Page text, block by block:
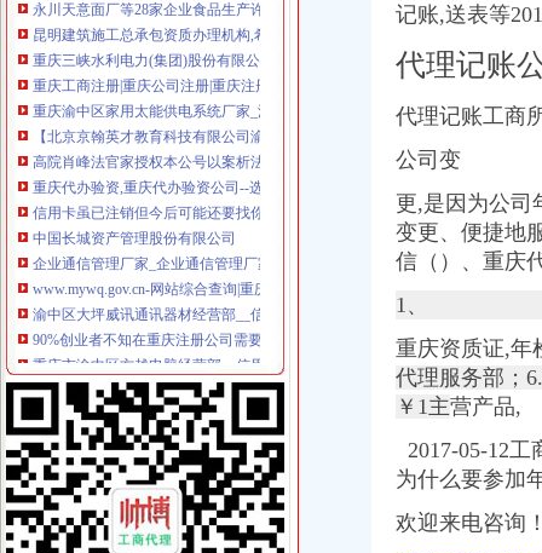
昆明建筑施工总承包资质办理机构,希骏用心服务-专项服务-深圳酷易
重庆三峡水利电力(集团)股份有限公司公告(系列)|公司|股东大会|
重庆工商注册|重庆公司注册|重庆注册公司-重庆老客网
重庆渝中区家用太能供电系统厂家_深圳市华兄实业有限公司
【北京京翰英才教育科技有限公司渝中分公司2017新招聘信息】_
高院肖峰法官家授权本公号以案析法：非持股关联公司之间公司人
重庆代办验资,重庆代办验资公司--选择重庆浩业工商不后悔
信用卡虽已注销但今后可能还要找你麻烦_网易财经
中国长城资产管理股份有限公司
企业通信管理厂家_企业通信管理厂家/公司-阿里巴巴公司黄页
www.mywq.gov.cn-网站综合查询|重庆市人民民营企业官方信息港…
渝中区大坪威讯通讯器材经营部__信用档案_信用报告_信用怎么
90%创业者不知在重庆注册公司需要准备哪些材料？_搜狐社会_搜狐网
重庆市渝中区方越电脑经营部__信用档案_信用报告_信用怎么样
中国长城资产管理股份有限公司
西南公司完成个层级减项目_新闻中心_西南器工业公司
重庆市江北区住房公积金管理中心地址在哪里？
【重庆设计策划|重庆活动策划/品牌推广/企业形象设计/logo设计】-重
职工从原单位离职,原单位注销后没有到公积金中心办理单位公积金
请各社会团体于每年月1日登陆重庆重庆市渝中区人民.doc下载-支
【广安审计_广安审计公司】-广安百姓网
重庆：商事制度改革释放市场活力_地方政务联播_中国网
记账,送表等
代理记账
代理记账工商
公司变
更,是因为公司
变更、便捷地
信（）、重庆
1、
重庆资质证,年
代理服务部；
￥1主营产品,
2017-05-12
为什么要参加
欢迎来电咨询